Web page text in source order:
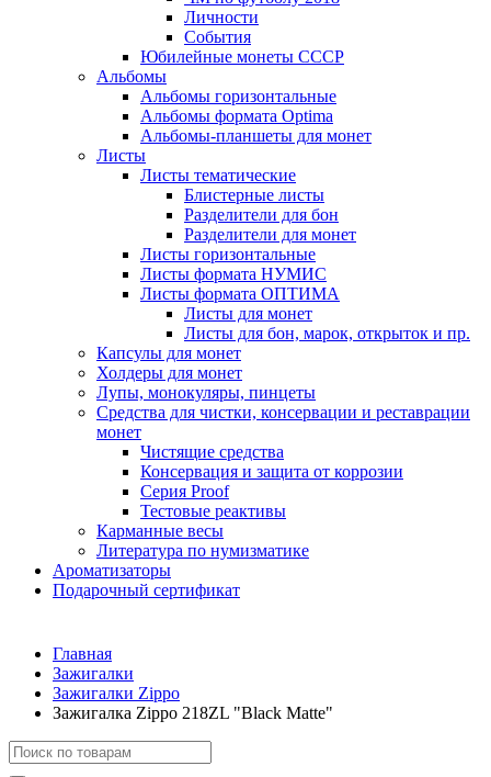
Личности
События
Юбилейные монеты СССР
Альбомы
Альбомы горизонтальные
Альбомы формата Optima
Альбомы-планшеты для монет
Листы
Листы тематические
Блистерные листы
Разделители для бон
Разделители для монет
Листы горизонтальные
Листы формата НУМИС
Листы формата ОПТИМА
Листы для монет
Листы для бон, марок, открыток и пр.
Капсулы для монет
Холдеры для монет
Лупы, монокуляры, пинцеты
Средства для чистки, консервации и реставрации
монет
Чистящие средства
Консервация и защита от коррозии
Серия Proof
Тестовые реактивы
Карманные весы
Литература по нумизматике
Ароматизаторы
Подарочный сертификат
Главная
Зажигалки
Зажигалки Zippo
Зажигалка Zippo 218ZL "Black Matte"